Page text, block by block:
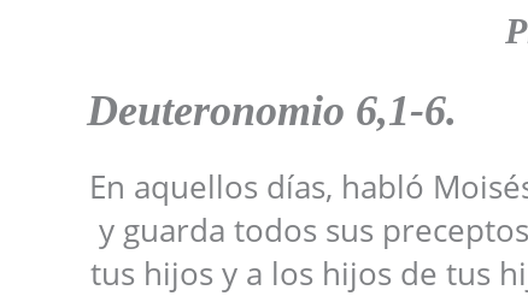
Deuteronomio 6,1-6.
En aquellos días, habló
y guarda todos sus
tus hijos y a los hijos de tus